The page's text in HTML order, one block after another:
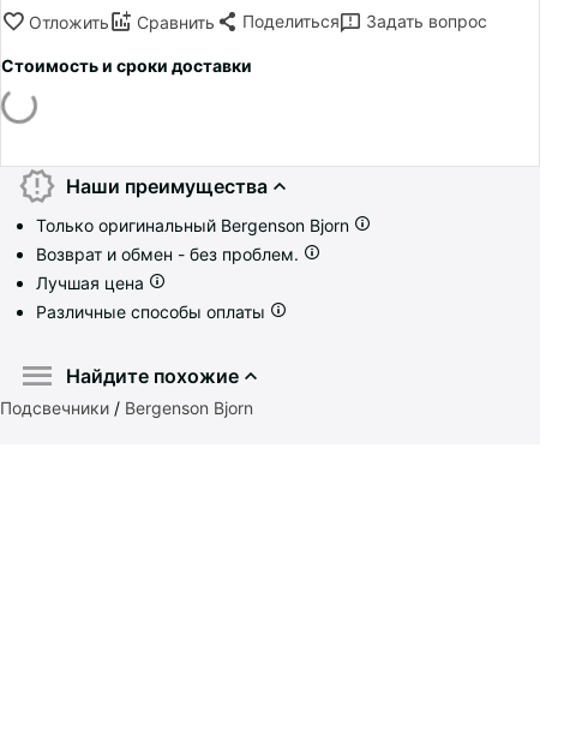
Отложить Сравнить Поделиться Задать вопрос
Стоимость и сроки доставки
Наши преимущества
Только оригинальный Bergenson Bjorn
Возврат и обмен - без проблем.
Лучшая цена
Различные способы оплаты
Найдите похожие
Подсвечники / Bergenson Bjorn